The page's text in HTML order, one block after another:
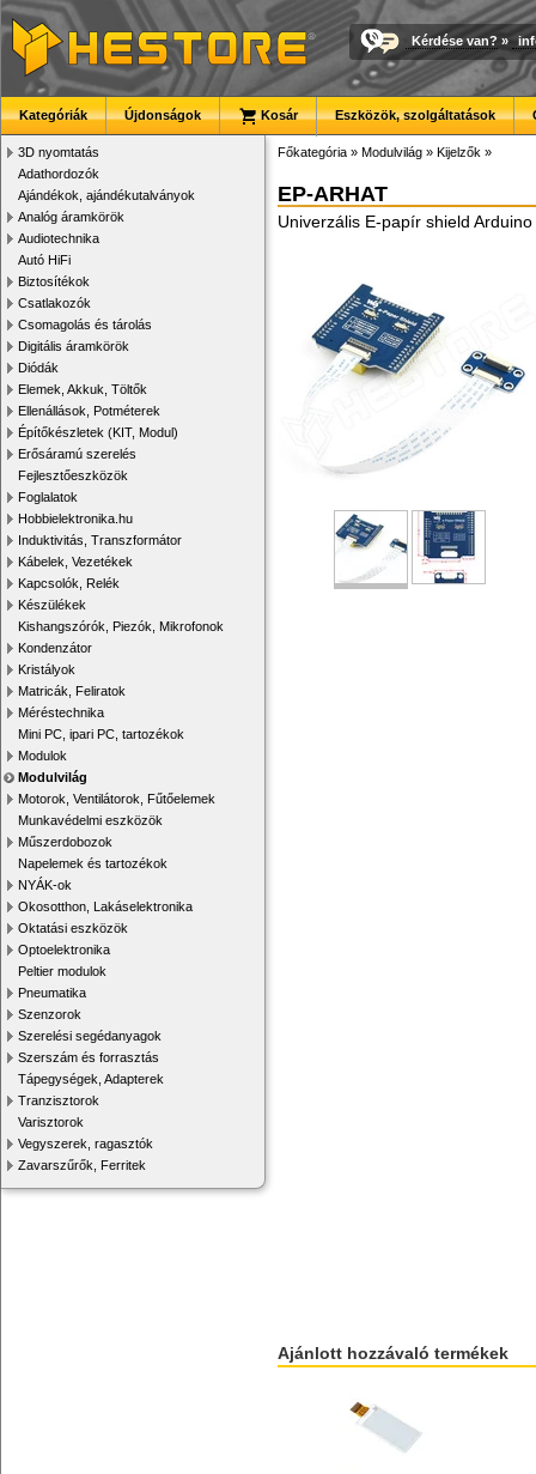
Kérdése van? »
Kategóriák Újdonságok Kosár Eszközök, szolgáltatások
3D nyomtatás
Adathordozók
Ajándékok, ajándékutalványok
Analóg áramkörök
Audiotechnika
Autó HiFi
Biztosítékok
Csatlakozók
Csomagolás és tárolás
Digitális áramkörök
Diódák
Elemek, Akkuk, Töltők
Ellenállások, Potméterek
Építőkészletek (KIT, Modul)
Erősáramú szerelés
Fejlesztőeszközök
Foglalatok
Hobbielektronika.hu
Induktivitás, Transzformátor
Kábelek, Vezetékek
Kapcsolók, Relék
Készülékek
Kishangszórók, Piezók, Mikrofonok
Kondenzátor
Kristályok
Matricák, Feliratok
Méréstechnika
Mini PC, ipari PC, tartozékok
Modulok
Modulvilág
Motorok, Ventilátorok, Fűtőelemek
Munkavédelmi eszközök
Műszerdobozok
Napelemek és tartozékok
NYÁK-ok
Okosotthon, Lakáselektronika
Oktatási eszközök
Optoelektronika
Peltier modulok
Pneumatika
Szenzorok
Szerelési segédanyagok
Szerszám és forrasztás
Tápegységek, Adapterek
Tranzisztorok
Varisztorok
Vegyszerek, ragasztók
Zavarszűrők, Ferritek
Főkategória » Modulvilág » Kijelzők »
EP-ARHAT
Univerzális E-papír shield
Ajánlott hozzávaló termékek